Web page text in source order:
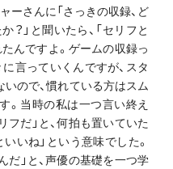
ーさんに「さっきの収録、ど
」と聞いたら、「セリフと
んですよ。ゲームの収録っ
言っていくんですが、スタ
ので、慣れている方はスム
。当時の私は一つ言い終え
だ」と、何拍も置いていた
いね」という意味でした。
だ」と、声優の基礎を一つ学